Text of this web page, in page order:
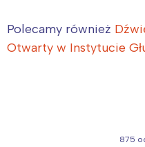
Polecamy również
Otwarty w Instytucie
875